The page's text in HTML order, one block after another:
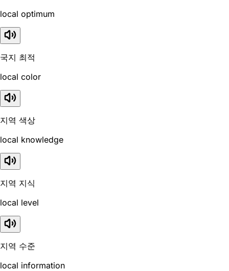
local optimum
국지 최적
local color
지역 색상
local knowledge
지역 지식
local level
지역 수준
local information